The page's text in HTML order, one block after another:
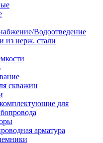
Водоотведение
из нерж. стали
скважин
для
арматура